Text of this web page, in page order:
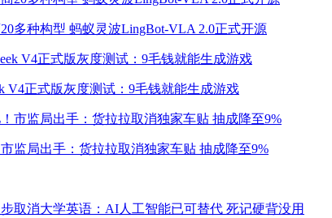
多种构型 蚂蚁灵波LingBot-VLA 2.0正式开源
V4正式版灰度测试：9毛钱就能生成游戏
监局出手：货拉拉取消独家车贴 抽成降至9%